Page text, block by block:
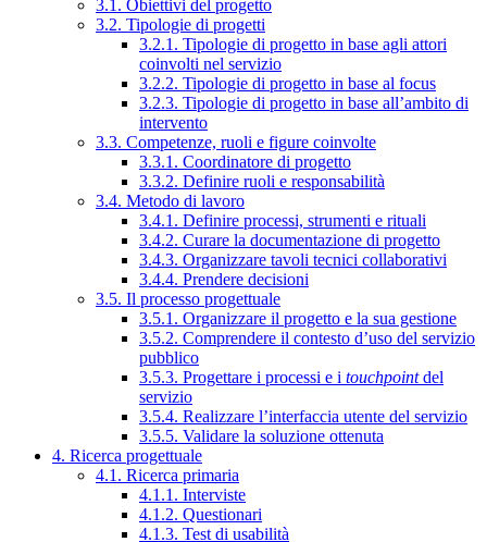
3.1. Obiettivi del progetto
3.2. Tipologie di progetti
3.2.1. Tipologie di progetto in base agli attori
coinvolti nel servizio
3.2.2. Tipologie di progetto in base al focus
3.2.3. Tipologie di progetto in base all’ambito di
intervento
3.3. Competenze, ruoli e figure coinvolte
3.3.1. Coordinatore di progetto
3.3.2. Definire ruoli e responsabilità
3.4. Metodo di lavoro
3.4.1. Definire processi, strumenti e rituali
3.4.2. Curare la documentazione di progetto
3.4.3. Organizzare tavoli tecnici collaborativi
3.4.4. Prendere decisioni
3.5. Il processo progettuale
3.5.1. Organizzare il progetto e la sua gestione
3.5.2. Comprendere il contesto d’uso del servizio
pubblico
3.5.3. Progettare i processi e i touchpointdel
servizio
3.5.4. Realizzare l’interfaccia utente del servizio
3.5.5. Validare la soluzione ottenuta
4. Ricerca progettuale
4.1. Ricerca primaria
4.1.1. Interviste
4.1.2. Questionari
4.1.3. Test di usabilità